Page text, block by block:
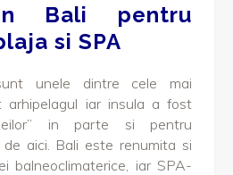
Bali pentru
si SPA
unele dintre cele mai
arhipelagul iar insula a fost
in parte si pentru
aici. Bali este renumita si
balneoclimaterice, iar SPA-